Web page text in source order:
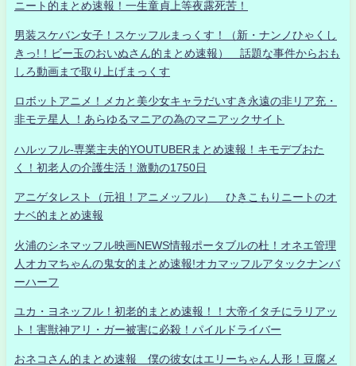
ニート的まとめ速報！一生童貞上等夜露死苦！
男装スケバン女子！スケッフルまっくす！（新・ナンノひゃくし
きっ!！ビー玉のおいぬさん的まとめ速報） 話題な事件からおも
しろ動画まで取り上げまっくす
ロボットアニメ！メカと美少女キャラだいすき永遠の非リア充・
非モテ星人 ！あらゆるマニアの為のマニアックサイト
ハルッフル-専業主夫的YOUTUBERまとめ速報！キモデブおた
く！初老人の介護生活！激動の1750日
アニゲタレスト（元祖！アニメッフル） ひきこもりニートのオ
ナベ的まとめ速報
火浦のシネマッフル映画NEWS情報ポータブルの杜！オネエ管理
人オカマちゃんの鬼女的まとめ速報!オカマッフルアタックナンバ
ーハーフ
ユカ・ヨネッフル！初老的まとめ速報！！大帝イタチにラリアッ
ト！害獣神アリ・ガー被害に必殺！パイルドライバー
おネコさん的まとめ速報 僕の彼女はエリーちゃん人形！豆腐メ